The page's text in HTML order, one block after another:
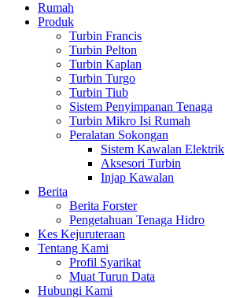
Rumah
Produk
Turbin Francis
Turbin Pelton
Turbin Kaplan
Turbin Turgo
Turbin Tiub
Sistem Penyimpanan Tenaga
Turbin Mikro Isi Rumah
Peralatan Sokongan
Sistem Kawalan Elektrik
Aksesori Turbin
Injap Kawalan
Berita
Berita Forster
Pengetahuan Tenaga Hidro
Kes Kejuruteraan
Tentang Kami
Profil Syarikat
Muat Turun Data
Hubungi Kami